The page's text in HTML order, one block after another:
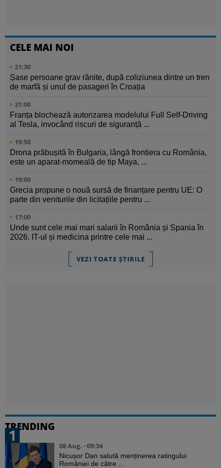
CELE MAI NOI
21:30
Șase persoane grav rănite, după coliziunea dintre un tren
de marfă și unul de pasageri în Croația
21:00
Franța blochează autorizarea modelului Full Self-Driving
al Tesla, invocând riscuri de siguranță ...
19:50
Drona prăbușită în Bulgaria, lângă frontiera cu România,
este un aparat-momeală de tip Maya, ...
19:00
Grecia propune o nouă sursă de finanțare pentru UE: O
parte din veniturile din licitațiile pentru ...
17:00
Unde sunt cele mai mari salarii în România și Spania în
2026. IT-ul și medicina printre cele mai ...
VEZI TOATE ȘTIRILE
TRENDING
1
08 Aug. - 09:34
Nicușor Dan salută menținerea ratingului
României de către ...